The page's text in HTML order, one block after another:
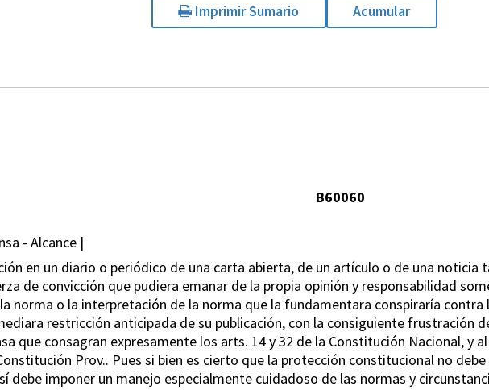
Imprimir Sumario Acumular
B60060
- Alcance |
en un diario o periódico de una carta abierta, de un artículo o de una noticia
de convicción que pudiera emanar de la propia opinión y responsabilidad
norma o la interpretación de la norma que la fundamentara conspiraría
restricción anticipada de su publicación, con la consiguiente frustración
que consagran expresamente los arts. 14 y 32 de la Constitución Nacional, y
Prov.. Pues si bien es cierto que la protección constitucional no
debe imponer un manejo especialmente cuidadoso de las normas y